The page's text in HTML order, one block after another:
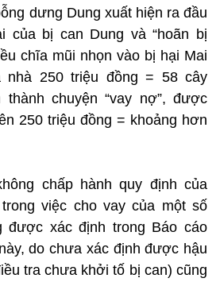
dưng Dung xuất hiện ra đầu
của bị can Dung và “hoãn bị
chĩa mũi nhọn vào bị hại Mai
nhà 250 triệu đồng = 58 cây
chuyện “vay nợ”, được
250 triệu đồng = khoảng hơn
chấp hành quy định của
việc cho vay của một số
được xác định trong Báo cáo
do chưa xác định được hậu
tra chưa khởi tố bị can) cũng